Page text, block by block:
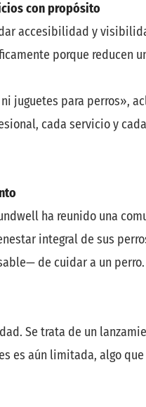
con propósito
accesibilidad y
porque reducen
juguetes para perros»,
cada servicio y
ha reunido una
integral de sus
de cuidar a un perro.
Se trata de un
es aún limitada, algo